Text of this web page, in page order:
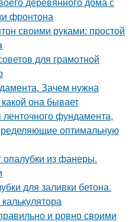
фронтона
своими руками: простой
для грамотной
Зачем нужна
она бывает
фундамента,
оптимальную
опалубки из фанеры.
для заливки бетона.
и ровно своими